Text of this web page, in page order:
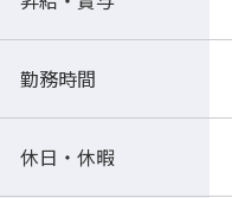
勤務時間
休日・休暇